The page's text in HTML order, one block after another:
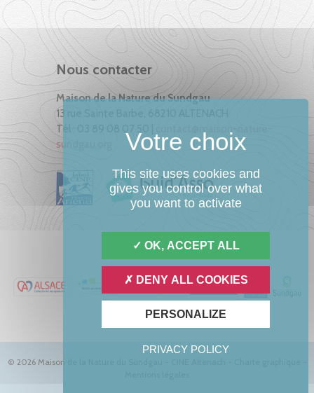
Nous contacter
Maison de la Nature du Sundgau
13 rue Sainte Barbe, 68210 ALTENACH
Tél : 03 89 08 07 50 |
sundgau.org
© 2026 Maison de la Nature du Sundgau - CINE Altenach -
This site uses cookies and
gives you control over what
you want to activate
OK, ACCEPT ALL
DENY ALL COOKIES
PERSONALIZE
PRIVACY POLICY